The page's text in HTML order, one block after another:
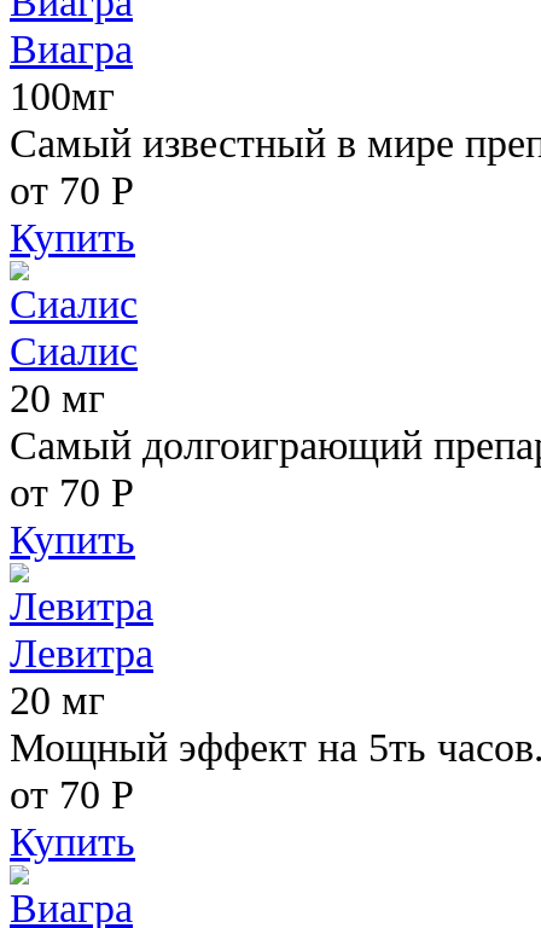
Виагра
100мг
Самый известный в мире
от 70 Р
Купить
Сиалис
20 мг
Самый долгоиграющий
от 70 Р
Купить
Левитра
20 мг
Мощный эффект на 5ть
от 70 Р
Купить